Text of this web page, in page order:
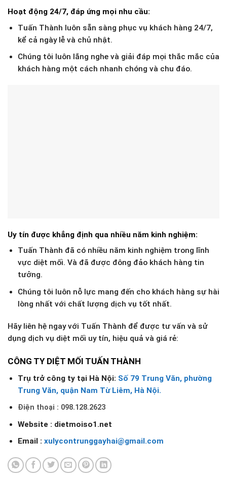
Hoạt động 24/7, đáp ứng mọi nhu cầu:
Tuấn Thành luôn sẵn sàng phục vụ khách hàng 24/7,
kể cả ngày lễ và chủ nhật.
Chúng tôi luôn lắng nghe và giải đáp mọi thắc mắc của
khách hàng một cách nhanh chóng và chu đáo.
Uy tín được khẳng định qua nhiều năm kinh nghiệm:
Tuấn Thành đã có nhiều năm kinh nghiệm trong lĩnh
vực diệt mối. Và đã được đông đảo khách hàng tin
tưởng.
Chúng tôi luôn nỗ lực mang đến cho khách hàng sự hài
lòng nhất với chất lượng dịch vụ tốt nhất.
Hãy liên hệ ngay với Tuấn Thành để được tư vấn và sử
dụng dịch vụ diệt mối uy tín, hiệu quả và giá rẻ:
CÔNG TY DIỆT MỐI TUẤN THÀNH
Trụ trở công ty tại Hà Nội: Số 79 Trung Văn, phường
Trung Văn, quận Nam Từ Liêm, Hà Nội.
Điện thoại : 098.128.2623
Website : dietmoiso1.net
Email : xulycontrunggayhai@gmail.com